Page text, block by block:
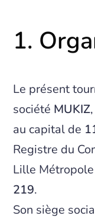
1.
Le présent
société MUKIZ
au capital de
Registre du
Lille
219.
Son siège